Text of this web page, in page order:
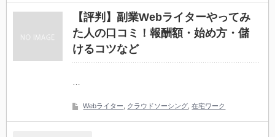
【評判】副業Webライターやってみ
た人の口コミ！報酬額・始め方・儲
けるコツなど
…
Webライター クラウドソーシング ,在宅ワーク